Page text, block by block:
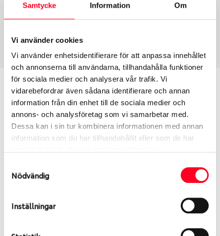
Samtycke Information Om
Vi använder cookies
Vi använder enhetsidentifierare för att anpassa innehållet
och annonserna till användarna, tillhandahålla funktioner
för sociala medier och analysera vår trafik. Vi
vidarebefordrar även sådana identifierare och annan
information från din enhet till de sociala medier och
annons- och analysföretag som vi samarbetar med.
Dessa kan i sin tur kombinera informationen med annan
information som du har tillhandahållit eller som de har
Nödvändig
Inställningar
Däcktyp
Sommar
Däckstorlek
195/65 R 15 91H
2310
Passar detta däck min bil?
Ange registreringsnummer för att se om det däck
du valt passar din bilmodell. Om du köper däck som
skall sättas på dina befintliga fälgar, se till att kolla
årens lopp och inte vara samma dimension som
bilen hade ut från fabrik.